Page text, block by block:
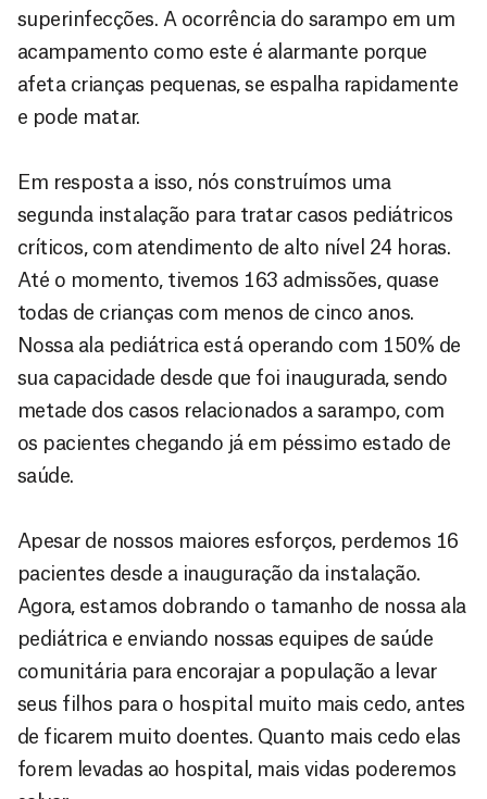
superinfecções. A ocorrência do sarampo em um
acampamento como este é alarmante porque
afeta crianças pequenas, se espalha rapidamente
e pode matar.
Em resposta a isso, nós construímos uma
segunda instalação para tratar casos pediátricos
críticos, com atendimento de alto nível 24 horas.
Até o momento, tivemos 163 admissões, quase
todas de crianças com menos de cinco anos.
Nossa ala pediátrica está operando com 150% de
sua capacidade desde que foi inaugurada, sendo
metade dos casos relacionados a sarampo, com
os pacientes chegando já em péssimo estado de
saúde.
Apesar de nossos maiores esforços, perdemos 16
pacientes desde a inauguração da instalação.
Agora, estamos dobrando o tamanho de nossa ala
pediátrica e enviando nossas equipes de saúde
comunitária para encorajar a população a levar
seus filhos para o hospital muito mais cedo, antes
de ficarem muito doentes. Quanto mais cedo elas
forem levadas ao hospital, mais vidas poderemos